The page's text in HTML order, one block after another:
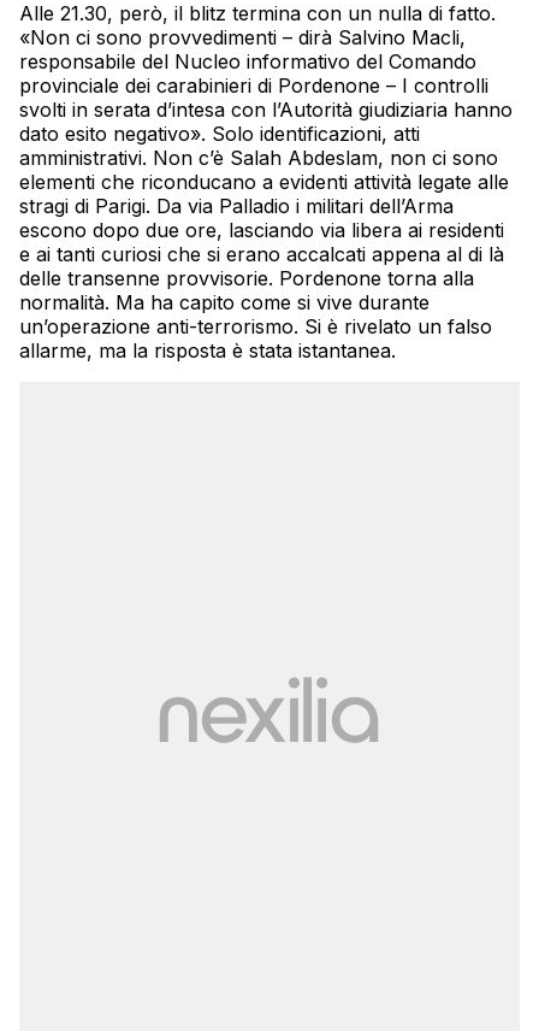
Alle 21.30, però, il blitz termina con un nulla di fatto.
«Non ci sono provvedimenti – dirà Salvino Macli,
responsabile del Nucleo informativo del Comando
provinciale dei carabinieri di Pordenone – I controlli
svolti in serata d’intesa con l’Autorità giudiziaria hanno
dato esito negativo». Solo identificazioni, atti
amministrativi. Non c’è Salah Abdeslam, non ci sono
elementi che riconducano a evidenti attività legate alle
stragi di Parigi. Da via Palladio i militari dell’Arma
escono dopo due ore, lasciando via libera ai residenti
e ai tanti curiosi che si erano accalcati appena al di là
delle transenne provvisorie. Pordenone torna alla
normalità. Ma ha capito come si vive durante
un’operazione anti-terrorismo. Si è rivelato un falso
allarme, ma la risposta è stata istantanea.